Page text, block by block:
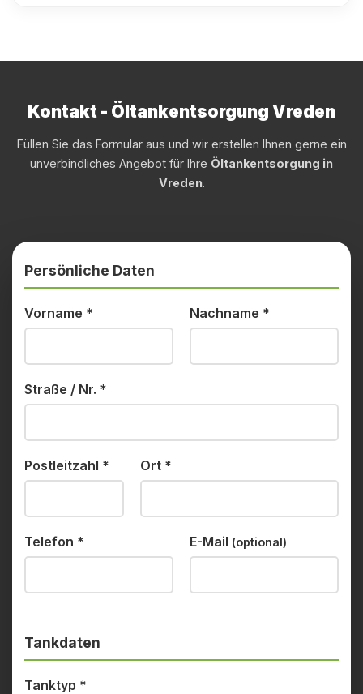
Kontakt - Öltankentsorgung Vreden
Füllen Sie das Formular aus und wir erstellen Ihnen gerne ein
unverbindliches Angebot für Ihre Öltankentsorgung in
Vreden.
Persönliche Daten
Vorname * Nachname *
Straße / Nr. *
Postleitzahl * Ort *
Telefon * E-Mail (optional)
Tankdaten
Tanktyp *